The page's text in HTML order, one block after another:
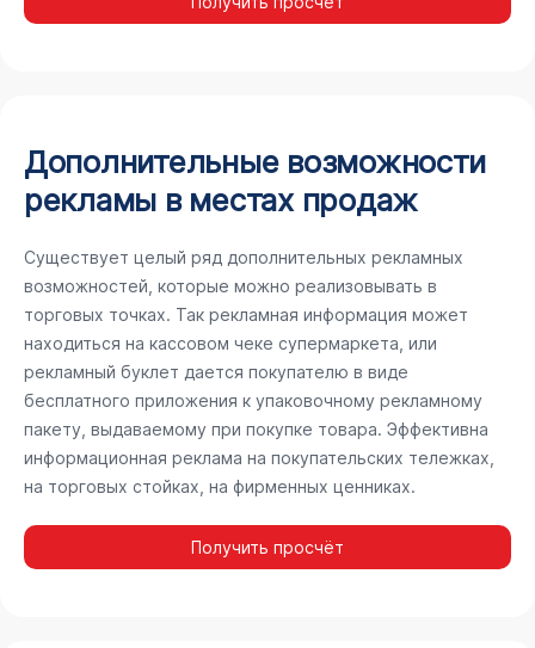
Дополнительные возможности
рекламы в местах продаж
Существует целый ряд дополнительных рекламных
возможностей, которые можно реализовывать в
торговых точках. Так рекламная информация может
находиться на кассовом чеке супермаркета, или
рекламный буклет дается покупателю в виде
бесплатного приложения к упаковочному рекламному
пакету, выдаваемому при покупке товара. Эффективна
информационная реклама на покупательских тележках,
на торговых стойках, на фирменных ценниках.
Получить просчёт